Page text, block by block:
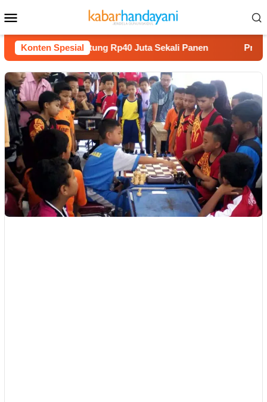
ke
kontenMobile
Konten Spesial
Melon Untung Rp40 Juta Sekali Panen